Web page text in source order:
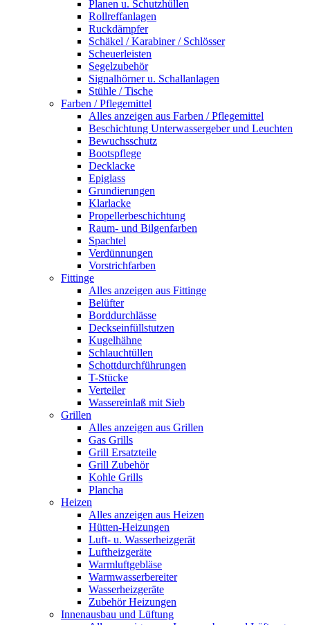
Planen u. Schutzhüllen
Rollreffanlagen
Ruckdämpfer
Schäkel / Karabiner / Schlösser
Scheuerleisten
Segelzubehör
Signalhörner u. Schallanlagen
Stühle / Tische
Farben / Pflegemittel
Alles anzeigen aus Farben / Pflegemittel
Beschichtung Unterwassergeber und Leuchten
Bewuchsschutz
Bootspflege
Decklacke
Epiglass
Grundierungen
Klarlacke
Propellerbeschichtung
Raum- und Bilgenfarben
Spachtel
Verdünnungen
Vorstrichfarben
Fittinge
Alles anzeigen aus Fittinge
Belüfter
Borddurchlässe
Deckseinfüllstutzen
Kugelhähne
Schlauchtüllen
Schottdurchführungen
T-Stücke
Verteiler
Wassereinlaß mit Sieb
Grillen
Alles anzeigen aus Grillen
Gas Grills
Grill Ersatzteile
Grill Zubehör
Kohle Grills
Plancha
Heizen
Alles anzeigen aus Heizen
Hütten-Heizungen
Luft- u. Wasserheizgerät
Luftheizgeräte
Warmluftgebläse
Warmwasserbereiter
Wasserheizgeräte
Zubehör Heizungen
Innenausbau und Lüftung